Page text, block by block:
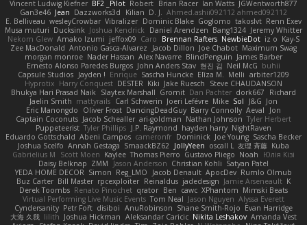
Vincent Ludwig Kiefner BF2 _Pilot Robert Brian Racer Ian Watts JGWentworth877
Gan3e46 Jean Dazzworks3d Kilian D. J.
Ahmed.ashii092112 ahmed092112
E. Belliveau wesleyCrowbar Vibralizer Dominic Blake Goglomo takoslvt Renn Exev
Musa muturi Ducksink Joshua Kendrick Daniel Arendzen Bang1324 Jeremy Whitter
Nekom Glew Amako Izumi jeffox09 Caro Brennan Rafters NewbieDot iz o Kay-S
Zee MacDonald Antonio Gasca-Alvarez Jacob Dillon Joe Chabot Maximum Swag
morgan monroe Nader Hassan Alex Navarre BlindPenguin James Barber
Ernesto Alonso Paredes Burgos John Anders Stav 현진 김 Neil McG buhii
Capsule Studios Jayden ! Enrique Sascha Huncke Elīza M. Melli arbiter1209
Hyprotix Harry Conquest DESTER Kiki Jake Ruesch
Steve CHAUDANSON
Bhukya Hari Prasad Naik
Slaytex Marshall Gromit Dan Pachter dork667
Richard
Jaelin Smith mattyrails Carl Schwerin Joeri Lefévre Mike Sol J&G Jon
Eric Manongdo
Oliver Frost DancingDeadGuy Barry Connolly Aeval
Jon
Captain Coconuts Jacob Schealler ari-goldman Nathan Johnson Tyler Herbert
Puppeteerist Tyler Phillips J.P. Raymond hayden harry NightRaven
Eduardo Gottschald Abeni Campos cameronfr Dominick Joe Young Sascha Becker
Joshua Scelfo Annah Gestaga SmaackBZ62 JollyYeen oscall L 友理 斉藤 Kuba
Gabrielius M
Scott Moen Kaylee Thomas Pierro Gustavo Pliego Noah
Юлія Кізі
Daisy Belknap ZMM Jason Anderson Christian Kohli Satyan Patel
YEDA HOME DECOR Simon Reg_LMO Jacob Denault ApocDev Rumlo Olmub
Buz Carter Bill Master rpcexploiter Reinaldus jadedesign Jamie Arseneault K
Derek Toombs Renato Pinochet qrator Ben cawc XPhantom Mimski Beats
Virtual Performing Live Music Events Tom Neal Jason Nguyen Alyssa Everett
Cyndersanity Petr Fořt disiboi AnuRobinson Shane Smith-Rojo Evan Harridge
大海 久我 lilith Joshua Hickman Aleksandar Caricic Nikita Leshakov Amanda Vest